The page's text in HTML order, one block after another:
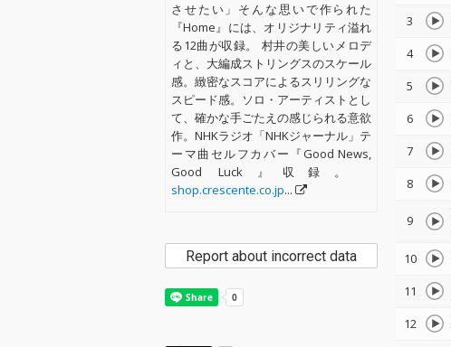
3
4
5
6
7
8
9
10
11
12
させたい」そんな思いで作られた
『Home』には、オリジナリティ溢れ
る12曲が収録。 村井の美しいメロデ
ィと、大編成ストリングスのスケール
感。緻密なスコアによるスリリングな
スピード感。ソロ・アーティストとし
て、確かな手ごたえの感じられる意欲
作。NHKラジオ「NHKジャーナル」テ
ーマ曲セルフカバー『Good News,
Good Luck』収録。
shop.crescente.co.jp...
Report about incorrect data